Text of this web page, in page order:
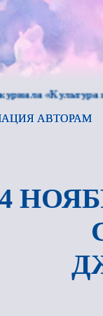
«Культура и
АВТОРАМ